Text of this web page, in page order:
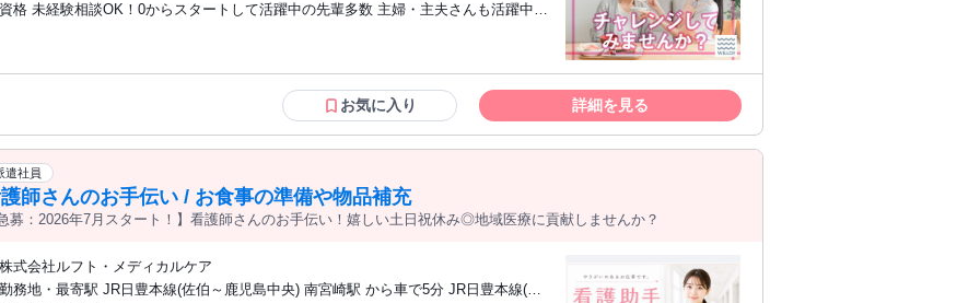
資格 未経験相談OK！0からスタートして活躍中の先輩多数 主婦・主夫さんも活躍中
どという方も大歓迎！ 専門のスタッフが貴方の希望に沿った 職場を紹介します♪
―――――――――――――――― 看護助手（ナースエイド）、 看護補助者の経験は
もちろん、 介護職員、介護スタッフ経験や ホームヘルパー、ケアマネージャー、 介
護福祉士など、 看護系以外の資格・経験も活かせる職場です
―――――――――――――――― 事業内容 派遣／(派)13-080490・請負／登録制
――――――――――――――――
お気に入り 詳細を見る
遣社員
師さんのお手伝い / お食事の準備や物品補充
募：2026年7月スタート！】看護師さんのお手伝い！嬉しい土日祝休み◎地域医療に貢献しませんか？
株式会社ルフト・メディカルケア
勤務地・最寄駅 JR日豊本線(佐伯～鹿児島中央) 南宮崎駅 から車で5分 JR日豊本線(佐